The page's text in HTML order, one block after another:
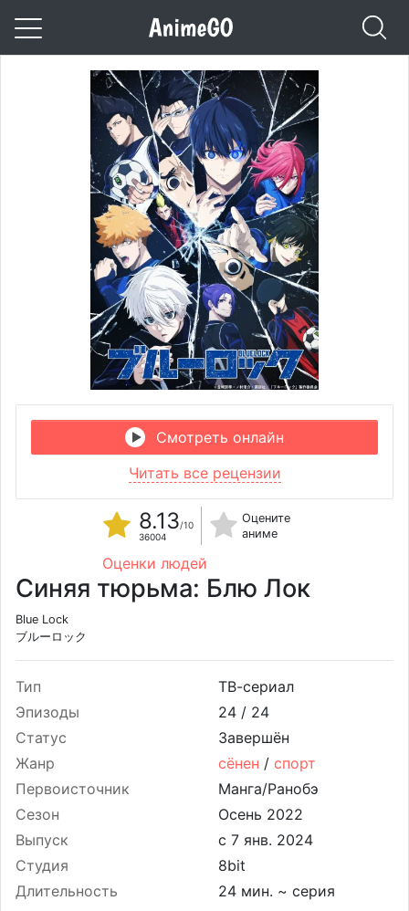
Смотреть онлайн
Читать все рецензии
8.13/10
36004
Оцените
аниме
Оценки людей
Синяя тюрьма: Блю Лок
Blue Lock
ブルーロック
Тип
ТВ-сериал
Эпизоды
24 / 24
Статус
Завершён
Жанр
сёнен / спорт
Первоисточник
Манга/Ранобэ
Сезон
Осень 2022
Выпуск
Студия
8bit
Длительность
24 мин. ~ серия